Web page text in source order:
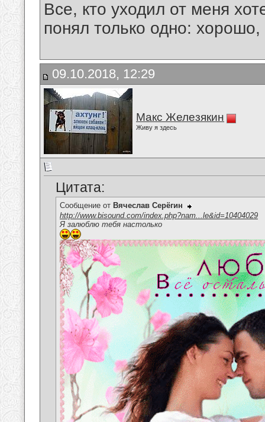
Все, кто уходил от меня
понял только одно:
09.10.2018, 12:29
Макс Железякин
Живу я здесь
Цитата:
Сообщение от Вячеслав Серёгин
http://www.bisound.com/index.php?nam...le&id=10404029
Я залюблю тебя настолько